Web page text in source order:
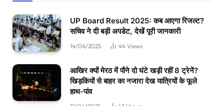
UP Board Result 2025: कब आएगा रिजल्ट?
सचिव ने दी बड़ी अपडेट, देखें पूरी जानकारी
14/04/2025 44 Views
आखिर क्यों मेरठ में पौने दो घंटे खड़ी रहीं 8 ट्रेनें?
खिड़कियों से बाहर का नजारा देख यात्रियों के फूले
हाथ-पांव